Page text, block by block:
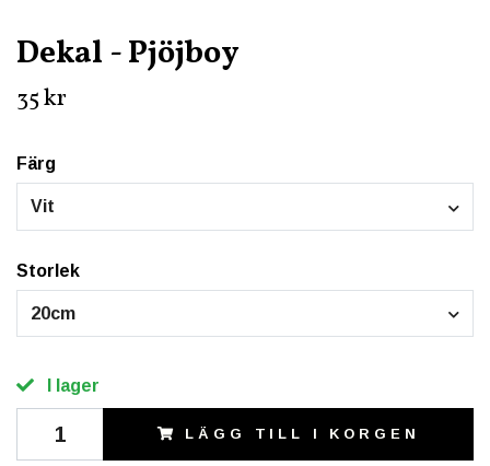
Dekal - Pjöjboy
35 kr
Färg
Vit
Storlek
20cm
I lager
LÄGG TILL I KORGEN